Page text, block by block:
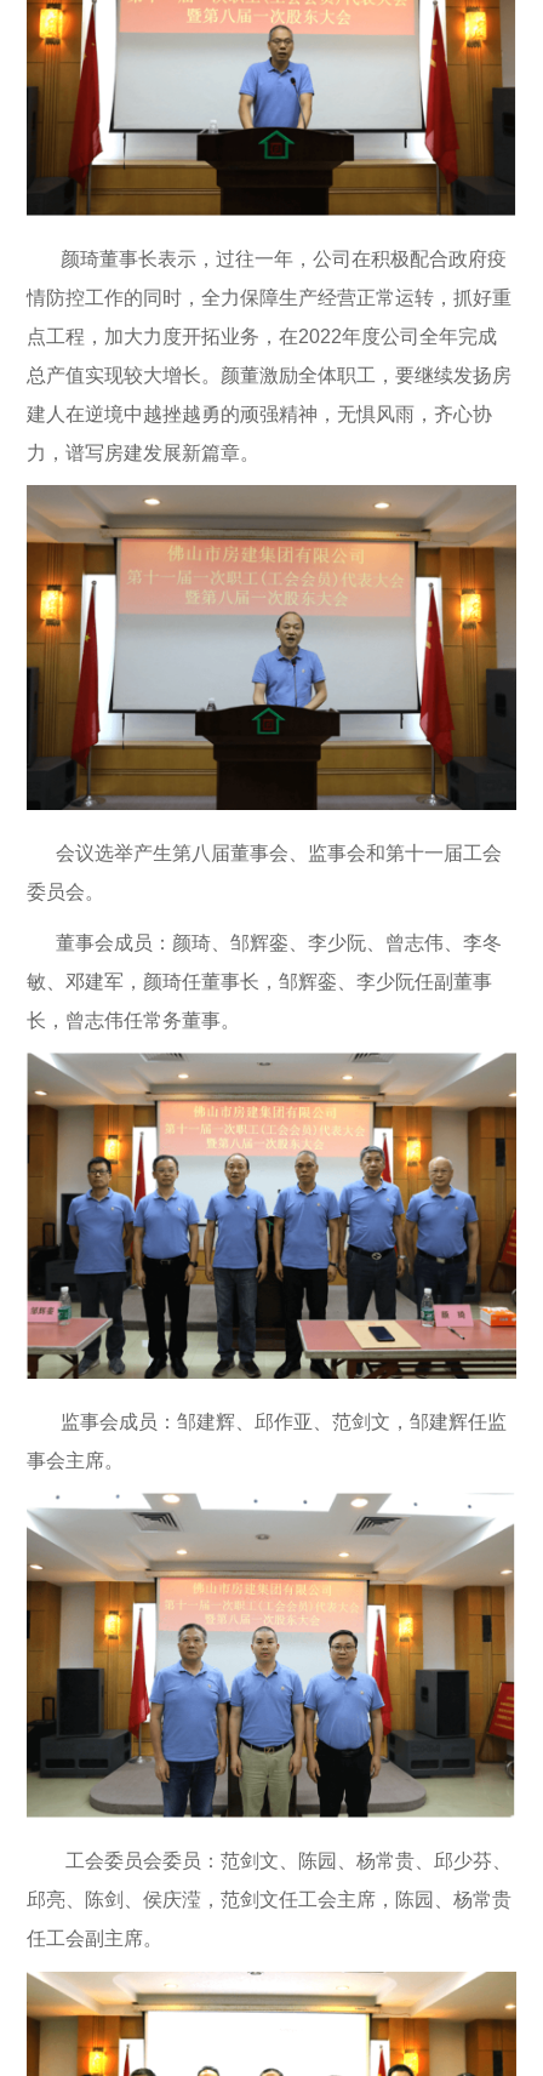
颜琦董事长表示，过往一年，公司在积极配合政府疫
情防控工作的同时，全力保障生产经营正常运转，抓好重
点工程，加大力度开拓业务，在2022年度公司全年完成
总产值实现较大增长。颜董激励全体职工，要继续发扬房
建人在逆境中越挫越勇的顽强精神，无惧风雨，齐心协
力，谱写房建发展新篇章。
会议选举产生第八届董事会、监事会和第十一届工会
委员会。
董事会成员：颜琦、邹辉銮、李少阮、曾志伟、李冬
敏、邓建军，颜琦任董事长，邹辉銮、李少阮任副董事
长，曾志伟任常务董事。
监事会成员：邹建辉、邱作亚、范剑文，邹建辉任监
事会主席。
工会委员会委员：范剑文、陈园、杨常贵、邱少芬、
邱亮、陈剑、侯庆滢，范剑文任工会主席，陈园、杨常贵
任工会副主席。